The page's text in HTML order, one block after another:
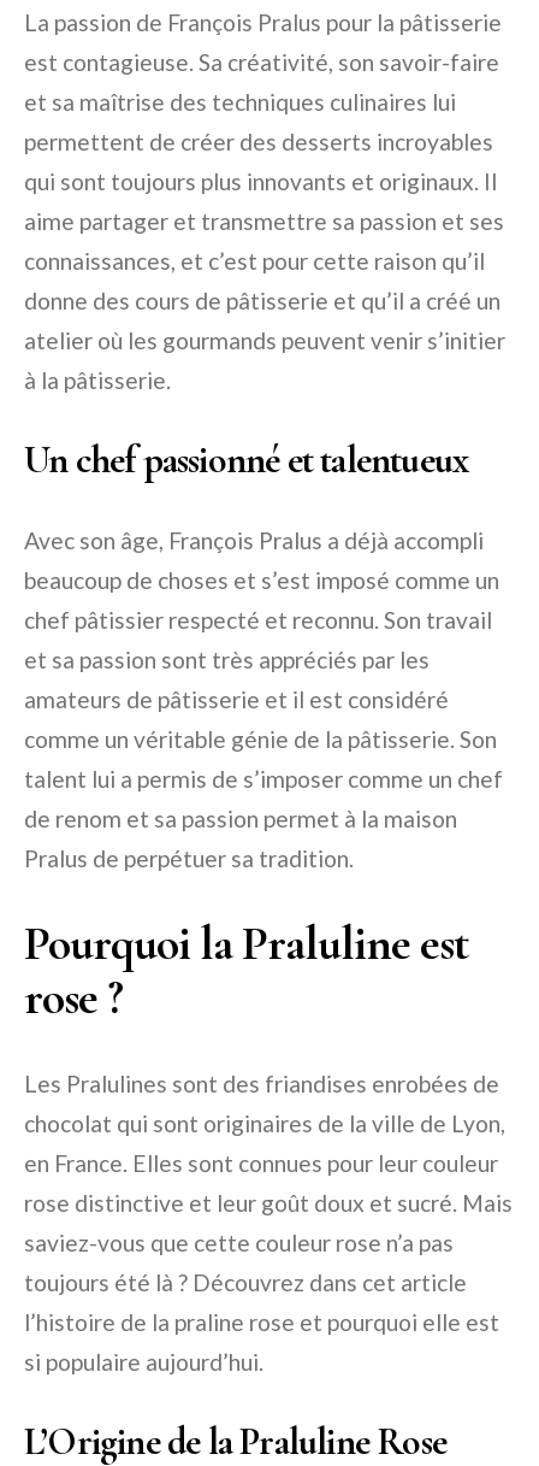
La passion de François Pralus pour la pâtisserie
est contagieuse. Sa créativité, son savoir-faire
et sa maîtrise des techniques culinaires lui
permettent de créer des desserts incroyables
qui sont toujours plus innovants et originaux. Il
aime partager et transmettre sa passion et ses
connaissances, et c’est pour cette raison qu’il
donne des cours de pâtisserie et qu’il a créé un
atelier où les gourmands peuvent venir s’initier
à la pâtisserie.
Un chef passionné et talentueux
Avec son âge, François Pralus a déjà accompli
beaucoup de choses et s’est imposé comme un
chef pâtissier respecté et reconnu. Son travail
et sa passion sont très appréciés par les
amateurs de pâtisserie et il est considéré
comme un véritable génie de la pâtisserie. Son
talent lui a permis de s’imposer comme un chef
de renom et sa passion permet à la maison
Pralus de perpétuer sa tradition.
Pourquoi la Praluline est
rose ?
Les Pralulines sont des friandises enrobées de
chocolat qui sont originaires de la ville de Lyon,
en France. Elles sont connues pour leur couleur
rose distinctive et leur goût doux et sucré. Mais
saviez-vous que cette couleur rose n’a pas
toujours été là ? Découvrez dans cet article
l’histoire de la praline rose et pourquoi elle est
si populaire aujourd’hui.
L’Origine de la Praluline Rose